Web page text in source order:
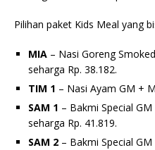
Pilihan paket Kids Meal yang
MIA – Nasi Goreng
seharga Rp. 38.182.
TIM 1 – Nasi Ayam GM +
SAM 1 – Bakmi Special
seharga Rp. 41.819.
SAM 2 – Bakmi Special